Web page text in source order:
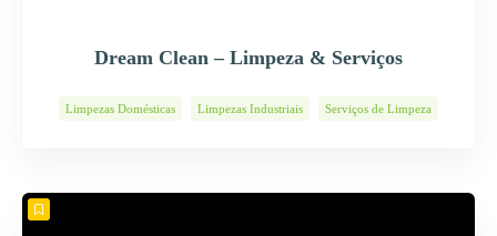
Dream Clean – Limpeza & Serviços
Limpezas Domésticas Limpezas Industriais Serviços de Limpeza